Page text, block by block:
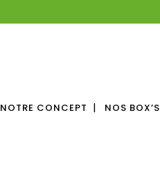
NOTRE CONCEPT NOS BOX’S